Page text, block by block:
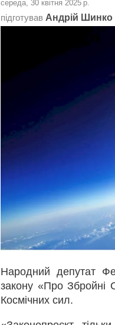
середа, 30 квітня 2025 р.
підготував Андрій Шинко
Народний депутат
закону «Про Збройні
Космічних сил.